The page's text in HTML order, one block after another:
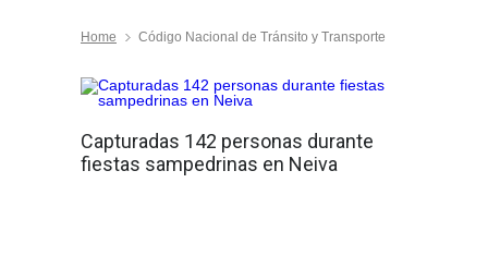
Home Código Nacional de Tránsito y Transporte
Capturadas 142 personas durante
fiestas sampedrinas en Neiva